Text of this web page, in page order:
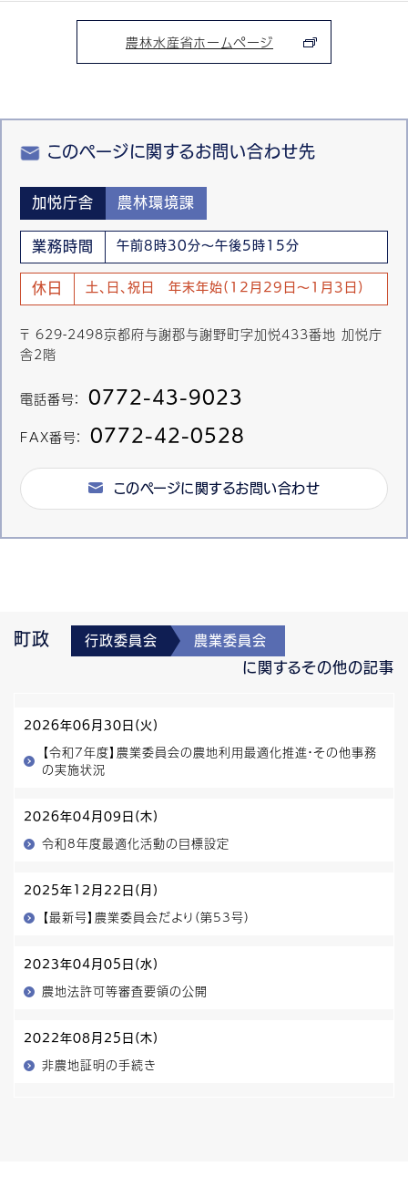
農林水産省ホームページ
このページに関するお問い合わせ先
加悦庁舎 農林環境課
業務時間 午前8時30分～午後5時15分
休日 土、日、祝日 年末年始(12月29日～1月3日)
〒 629-2498京都府与謝郡与謝野町字加悦433番地 加悦庁
舎2階
電話番号： 0772-43-9023
FAX番号： 0772-42-0528
このページに関するお問い合わせ
町政 行政委員会 農業委員会
に関するその他の記事
2026年06月30日(火)
【令和7年度】農業委員会の農地利用最適化推進・その他事務
の実施状況
2026年04月09日(木)
令和8年度最適化活動の目標設定
2025年12月22日(月)
【最新号】農業委員会だより（第53号）
2023年04月05日(水)
農地法許可等審査要領の公開
2022年08月25日(木)
非農地証明の手続き